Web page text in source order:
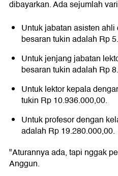
dibayarkan. Ada sejumlah
Untuk jabatan asisten
besaran tukin adalah Rp
Untuk jenjang jabatan
besaran tukin adalah Rp
Untuk lektor kepala
tukin Rp 10.936.000,00.
Untuk profesor dengan
adalah Rp 19.280.000,00.
"Aturannya ada, tapi nggak
Anggun.